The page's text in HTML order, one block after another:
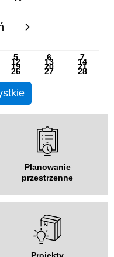
następny miesiąc
5 6 7
12 13 14
19 20 21
26 27 28
Planowanie
przestrzenne
Projekty